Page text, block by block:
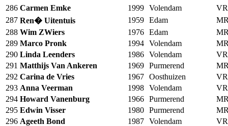
286 Carmen Emke 1999 Volendam
287 Ren� Uitentuis 1959 Edam
288 Wim ZWiers 1976 Edam
289 Marco Pronk 1994 Volendam
290 Linda Leenders 1986 Volendam
291 Matthijs Van Ankeren 1969 Purmerend
292 Carina de Vries 1967 Oosthuizen
293 Anna Veerman 1998 Volendam
294 Howard Vanenburg 1966 Purmerend
295 Edwin Visser 1980 Purmerend
296 Ageeth Bond 1987 Volendam